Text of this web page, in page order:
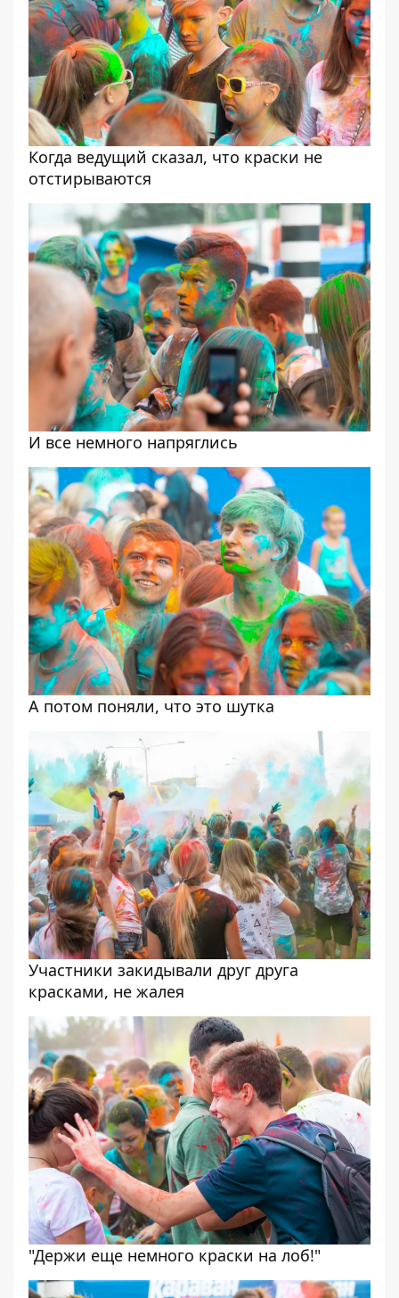
Когда ведущий сказал, что краски не
отстирываются
И все немного напряглись
А потом поняли, что это шутка
Участники закидывали друг друга
красками, не жалея
"Держи еще немного краски на лоб!"